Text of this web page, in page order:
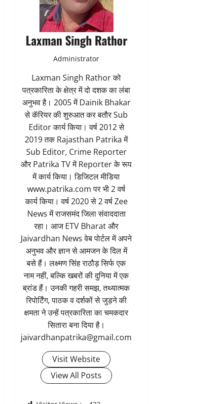
Laxman Singh Rathor
Administrator
Laxman Singh Rathor को
पत्रकारिता के क्षेत्र में दो दशक का लंबा
अनुभव है। 2005 में Dainik Bhakar
से कॅरियर की शुरुआत कर बतौर Sub
Editor कार्य किया। वर्ष 2012 से
2019 तक Rajasthan Patrika में
Sub Editor, Crime Reporter
और Patrika TV में Reporter के रूप
में कार्य किया। डिजिटल मीडिया
www.patrika.com पर भी 2 वर्ष
कार्य किया। वर्ष 2020 से 2 वर्ष Zee
News में राजसमंद जिला संवाददाता
रहा। आज ETV Bharat और
Jaivardhan News वेब पोर्टल में अपने
अनुभव और ज्ञान से आमजन के दिल में
बसे हैं। लक्ष्मण सिंह राठौड़ सिर्फ एक
नाम नहीं, बल्कि खबरों की दुनिया में एक
ब्रांड हैं। उनकी गहरी समझ, तथ्यात्मक
रिपोर्टिंग, पाठक व दर्शकों से जुड़ने की
क्षमता ने उन्हें पत्रकारिता का चमकदार
सितारा बना दिया है।
jaivardhanpatrika@gmail.com
Visit Website
View All Posts